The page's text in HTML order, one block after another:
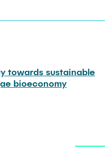
towards sustainable
bioeconomy